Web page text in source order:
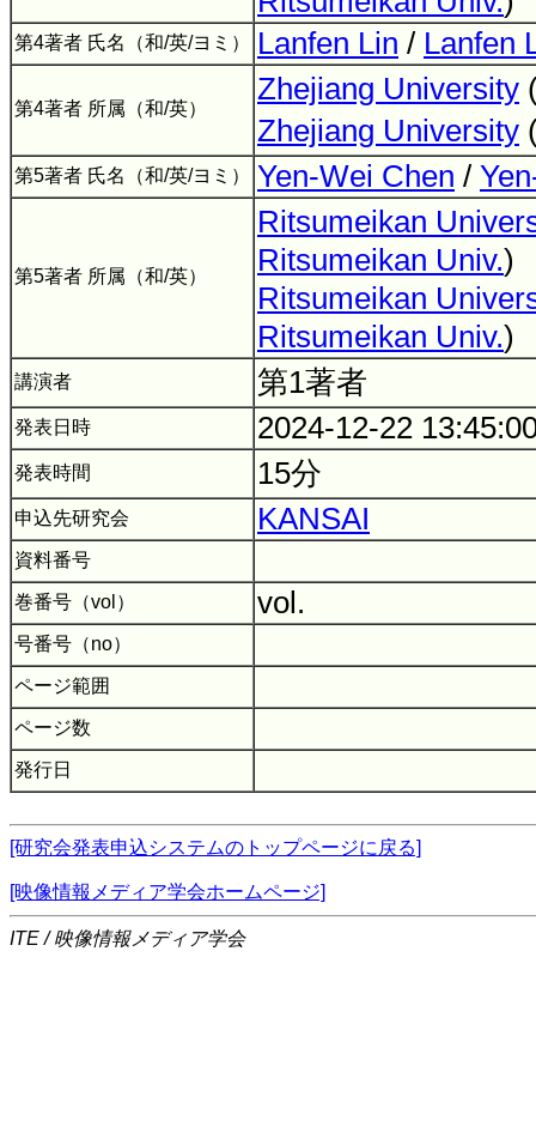
第4著者 氏名（和/英/ヨミ） Lanfen Lin / Lanfen
第4著者 所属（和/英）
Zhejiang University
Zhejiang University
第5著者 氏名（和/英/ヨミ） Yen-Wei Chen /
第5著者 所属（和/英）
Ritsumeikan
Ritsumeikan Univ.)
Ritsumeikan
Ritsumeikan Univ.)
講演者 第1著者
発表日時 2024-12-22
発表時間 15分
申込先研究会 KANSAI
資料番号
巻番号（vol） vol.
号番号（no）
ページ範囲
ページ数
発行日
[研究会発表申込システムのトップページに戻る]
[映像情報メディア学会ホームページ]
ITE / 映像情報メディア学会